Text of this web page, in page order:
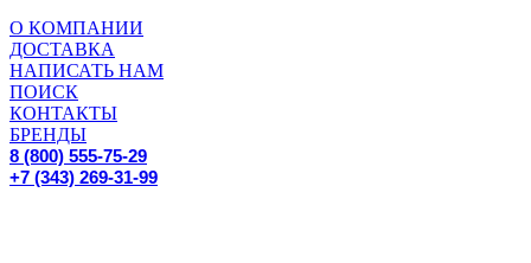
О КОМПАНИИ
ДОСТАВКА
НАПИСАТЬ НАМ
ПОИСК
КОНТАКТЫ
БРЕНДЫ
8 (800) 555-75-29
+7 (343) 269-31-99